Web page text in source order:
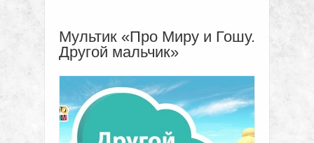
Мультик «Про Миру и Гошу.
Другой мальчик»